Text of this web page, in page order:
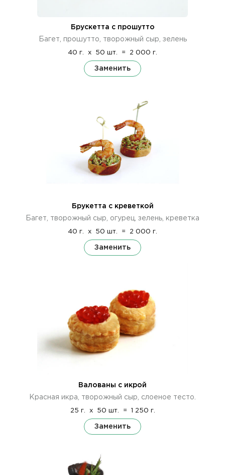
Брускетта с прошутто
Багет, прошутто, творожный сыр, зелень
40 г. x 50 шт. = 2 000 г.
Заменить
Брукетта с креветкой
Багет, творожный сыр, огурец, зелень, креветка
40 г. x 50 шт. = 2 000 г.
Заменить
Валованы с икрой
Красная икра, творожный сыр, слоеное тесто.
25 г. x 50 шт. = 1 250 г.
Заменить